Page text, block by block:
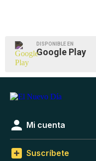
DISPONIBLE EN
Google Play
Mi cuenta
Suscríbete